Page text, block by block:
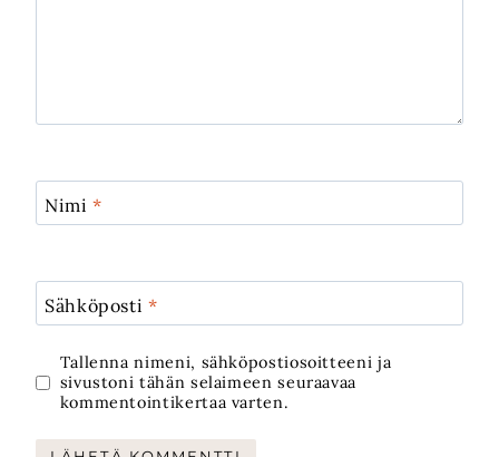
Nimi*
Sähköposti*
Tallenna nimeni, sähköpostiosoitteeni ja
sivustoni tähän selaimeen seuraavaa
kommentointikertaa varten.